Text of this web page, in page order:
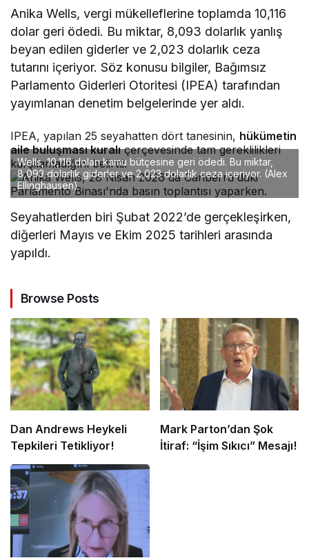
Anika Wells, vergi mükelleflerine toplamda 10,116
dolar geri ödedi. Bu miktar, 8,093 dolarlık yanlış
beyan edilen giderler ve 2,023 dolarlık ceza
tutarını içeriyor. Söz konusu bilgiler, Bağımsız
Parlamento Giderleri Otoritesi (IPEA) tarafından
yayımlanan denetim belgelerinde yer aldı.
IPEA, yapılan 25 seyahatten dört tanesinin, hükümetin
aile buluşması kuralıçerçevesinde tam gereklilikleri
karşılamadığını belirtti.
Wells, 10,116 doları kamu bütçesine geri ödedi. Bu miktar,
8,093 dolarlık giderler ve 2,023 dolarlık ceza içeriyor. (Alex
Ellinghausen)
Seyahatlerden biri Şubat 2022’de gerçekleşirken,
diğerleri Mayıs ve Ekim 2025 tarihleri arasında
yapıldı.
Browse Posts
Dan Andrews Heykeli
Tepkileri Tetikliyor!
Mark Parton’dan Şok
İtiraf: “İşim Sıkıcı” Mesajı!